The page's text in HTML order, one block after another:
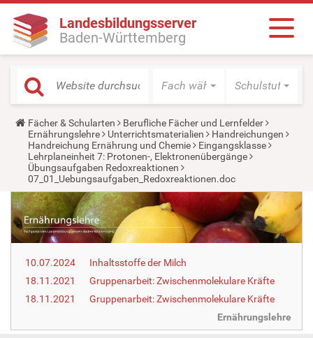
Landesbildungsserver
Baden-Württemberg
Fach wählen Schulstufe
Y
o
u
a
r
e
h
e
r
e
:
Fächer & Schularten
Berufliche Fächer und Lernfelder
Ernährungslehre
Unterrichtsmaterialien
Handreichungen
Handreichung Ernährung und Chemie
Eingangsklasse
Lehrplaneinheit 7: Protonen-, Elektronenübergänge
Übungsaufgaben Redoxreaktionen
07_01_Uebungsaufgaben_Redoxreaktionen.doc
10.07.2024
Inhaltsstoffe der Milch
18.11.2021
Gruppenarbeit: Zwischenmolekulare Kräfte
18.11.2021
Gruppenarbeit: Zwischenmolekulare Kräfte
Ernährungslehre